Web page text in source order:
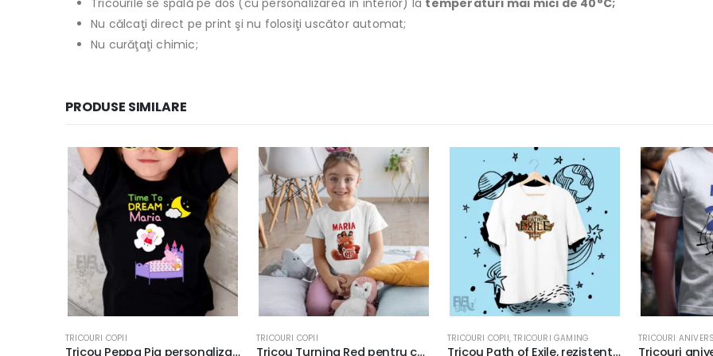
Tricourile se spală pe dos (cu personalizarea în interior) la temperaturi mai mici de 40°C;
Nu călcaţi direct pe print şi nu folosiţi uscător automat;
Nu curăţaţi chimic;
PRODUSE SIMILARE
TRICOURI COPII
Tricou Turning Red pentru copii, rezistent la spălări, bumbac 100%, regular fit, culoare alb/negru
TRICOURI COPII
Tricou Path of Exile, rezistent la spălări, bumbac 100%, culoare alb/negru, regular fit
TRICOURI ANIVERSARE,TRICOURI COPII
Tricouri aniversare 2 ani Spiderman, rezistent la spălări, regular fit, bumbac 100%, culoare alb/negru
TRICOURI BRAND,